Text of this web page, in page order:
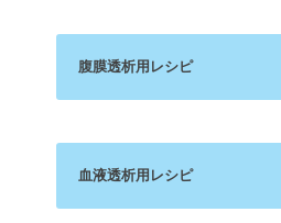
腹膜透析用レシピ
血液透析用レシピ